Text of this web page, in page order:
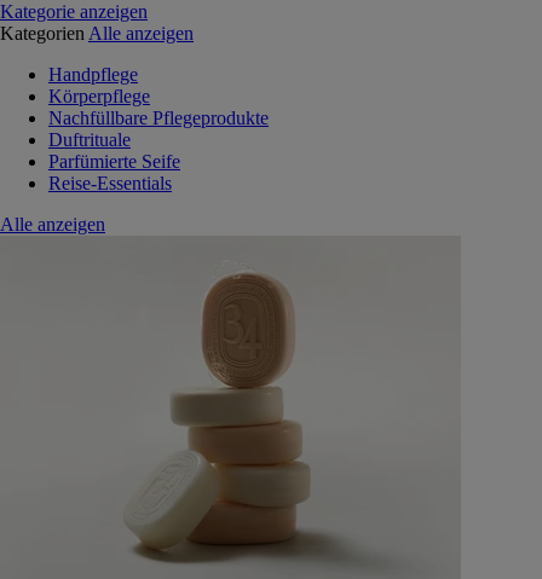
Kategorie anzeigen
Kategorien Alle anzeigen
Handpflege
Körperpflege
Nachfüllbare Pflegeprodukte
Duftrituale
Parfümierte Seife
Reise-Essentials
Alle anzeigen